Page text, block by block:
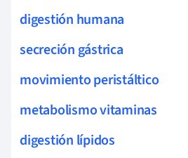
digestión humana
secreción gástrica
movimiento peristáltico
metabolismo vitaminas
digestión lípidos